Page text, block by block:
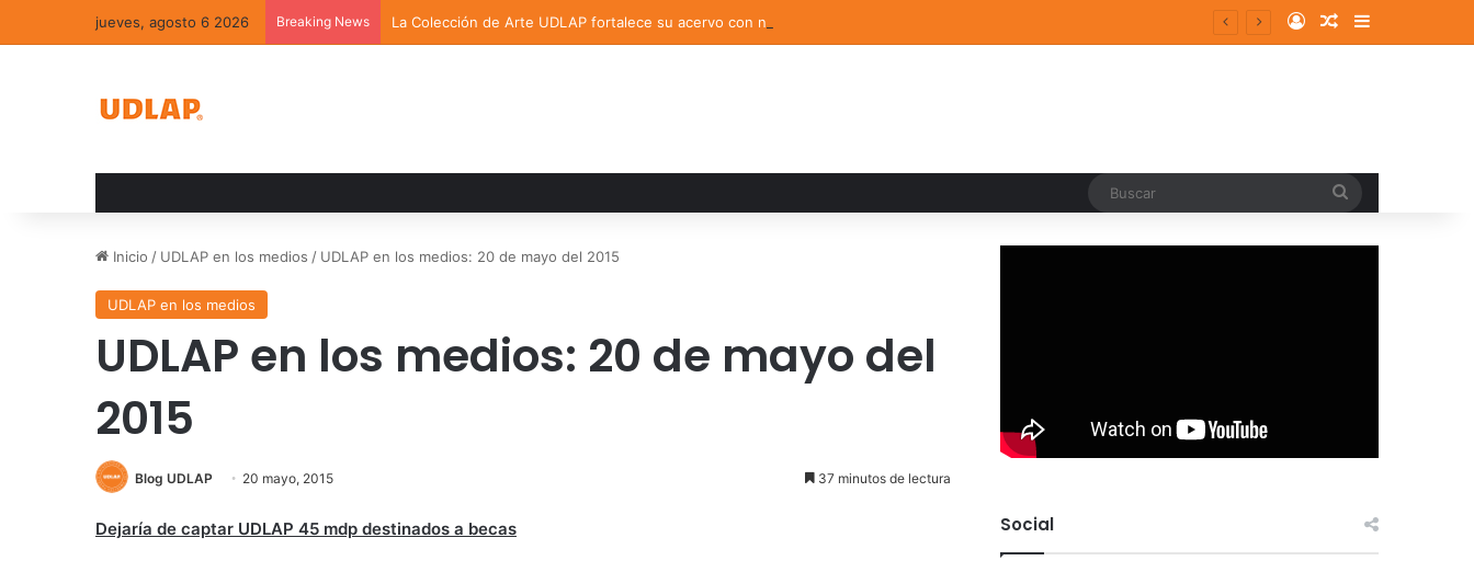
jueves, agosto 6 2026 Breaking News La Colección de Arte UDLAP fortalece su acervo con nuevas obras de artistas emergentes y consolidados Log InRandom Article
Sidebar
Inicio / UDLAP en los medios / UDLAP en los medios: 20 de mayo del 2015
UDLAP en los medios
UDLAP en los medios: 20 de mayo del
2015
Blog UDLAP 20 mayo, 2015 37 minutos de lectura
Dejaría de captar UDLAP 45 mdp destinados a becas Social